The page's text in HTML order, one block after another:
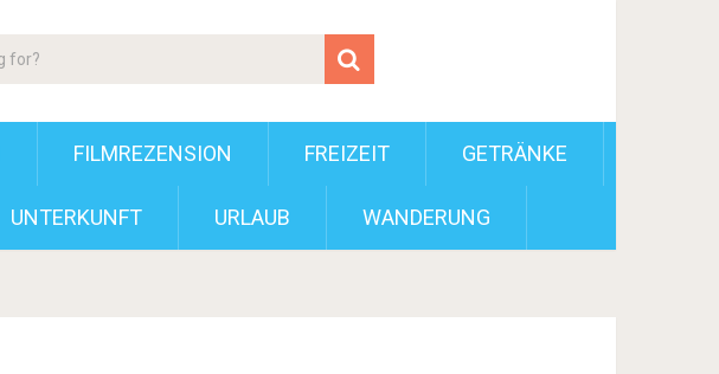
FILMREZENSION FREIZEIT GETRÄNKE
UNTERKUNFT URLAUB WANDERUNG